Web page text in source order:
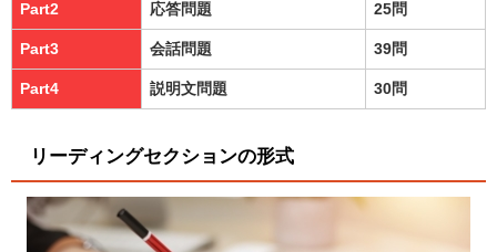
Part2 応答問題 25問
Part3 会話問題 39問
Part4 説明文問題 30問
リーディングセクションの形式